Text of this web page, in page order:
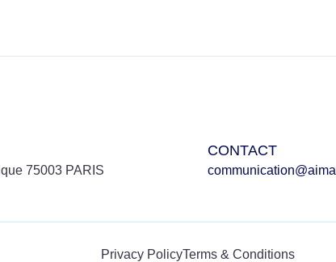
75003 PARIS
CONTACT
Privacy PolicyTerms & Conditions